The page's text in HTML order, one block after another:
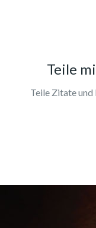
Teile
Teile Zitate